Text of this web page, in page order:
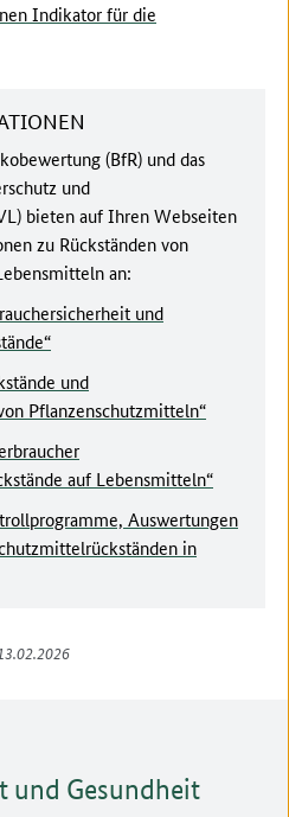
Indikator für die
(BfR) und das
und
bieten auf Ihren Webseiten
zu Rückständen von
an:
und
und
Pflanzenschutzmitteln“
auf Lebensmitteln“
Auswertungen
in
und Gesundheit